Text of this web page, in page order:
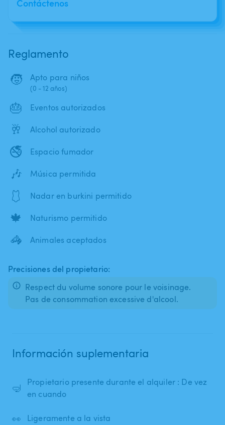
Contáctenos
Reglamento
🧒 Apto para niños
(0 - 12 años)
🎂 Eventos autorizados
🥂 Alcohol autorizado
🚭 Espacio fumador
🎶 Música permitida
🩱 Nadar en burkini permitido
🍁 Naturismo permitido
🦓 Animales aceptados
Precisiones del propietario:
Respect du volume sonore pour le voisinage.
Pas de consommation excessive d'alcool.
Información suplementaria
🤿
Propietario presente durante el alquiler : De vez
en cuando
👀 Ligeramente a la vista